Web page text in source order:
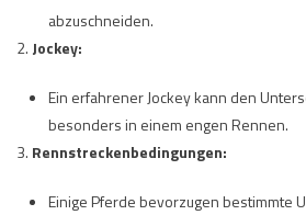
abzuschneiden.
Jockey:
Ein erfahrener Jockey kann den
besonders in einem engen Rennen.
Rennstreckenbedingungen:
Einige Pferde bevorzugen bestimmte